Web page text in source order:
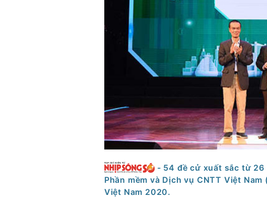
- 54 đề cử xuất sắc từ
Phần mềm và Dịch vụ CNTT Việt
Việt Nam 2020.